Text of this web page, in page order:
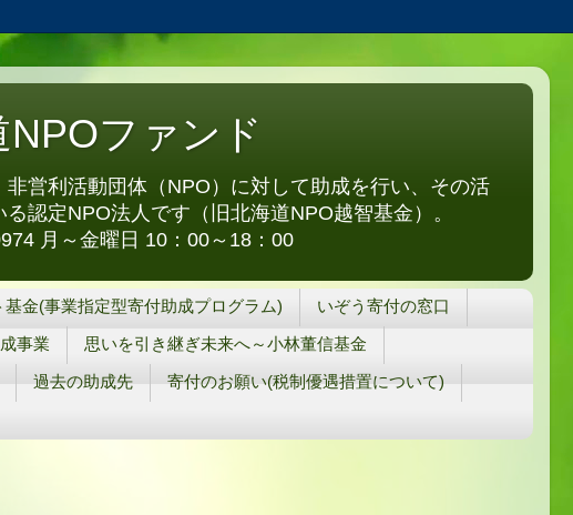
ファンド
営利活動団体（NPO）に対して助成を行い、その活
認定NPO法人です（旧北海道NPO越智基金）。
月～金曜日 10：00～18：00
基金(事業指定型寄付助成プログラム)
いぞう寄付の窓口
事業
思いを引き継ぎ未来へ～小林董信基金
過去の助成先
寄付のお願い(税制優遇措置について)